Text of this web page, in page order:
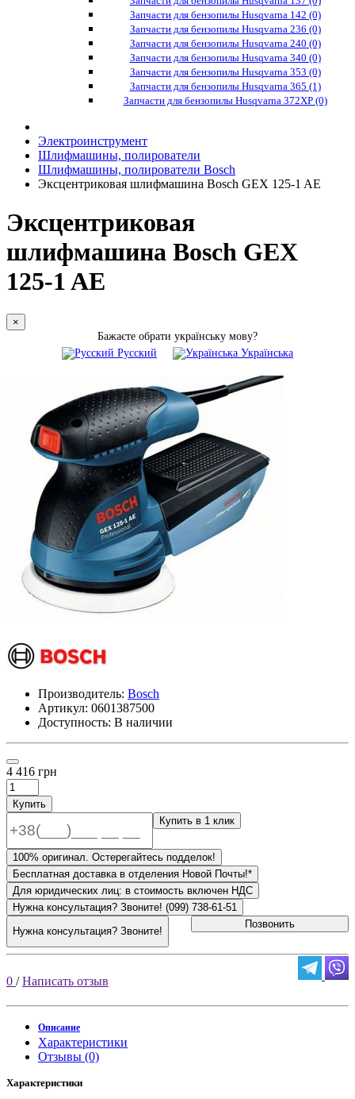
Запчасти для бензопилы Husqvarna 142 (0)
Запчасти для бензопилы Husqvarna 236 (0)
Запчасти для бензопилы Husqvarna 240 (0)
Запчасти для бензопилы Husqvarna 340 (0)
Запчасти для бензопилы Husqvarna 353 (0)
Запчасти для бензопилы Husqvarna 365 (1)
Запчасти для бензопилы Husqvarna 372XP (0)
Электроинструмент
Шлифмашины, полирователи
Шлифмашины, полирователи Bosch
Эксцентриковая шлифмашина Bosch GEX 125-1 AE
Эксцентриковая
шлифмашина Bosch GEX
125-1 AE
×
Бажаєте обрати українську мову?
Русский
Українська
Производитель: Bosch
Артикул: 0601387500
Доступность: В наличии
4 416 грн
Купить
Купить в 1 клик
100% оригинал. Остерегайтесь подделок!
Бесплатная доставка в отделения Новой Почты!*
Для юридических лиц: в стоимость включен НДС
Нужна консультация? Звоните! (099) 738-61-51
Нужна консультация? Звоните!
Позвонить
0 /Написать отзыв
Описание
Характеристики
Отзывы (0)
Характеристики